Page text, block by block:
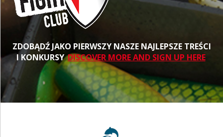
ZDOBĄDŹ JAKO PIERWSZY NASZE NAJLEPSZE TREŚCI
I KONKURSYDISCOVER MORE AND SIGN UP HERE